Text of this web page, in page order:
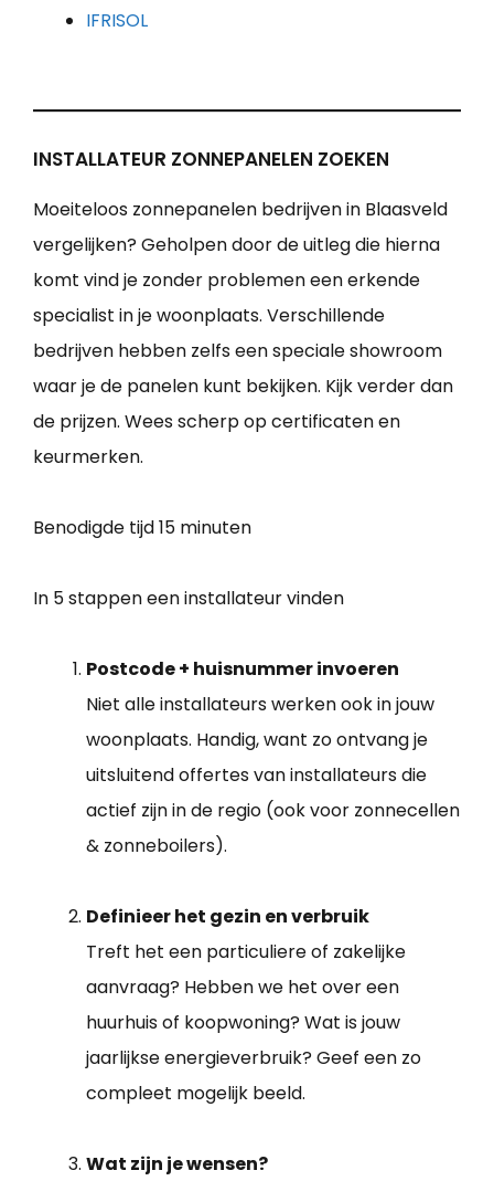
IFRISOL
INSTALLATEUR ZONNEPANELEN ZOEKEN
Moeiteloos zonnepanelen bedrijven in Blaasveld
vergelijken? Geholpen door de uitleg die hierna
komt vind je zonder problemen een erkende
specialist in je woonplaats. Verschillende
bedrijven hebben zelfs een speciale showroom
waar je de panelen kunt bekijken. Kijk verder dan
de prijzen. Wees scherp op certificaten en
keurmerken.
Benodigde tijd15 minuten
In 5 stappen een installateur vinden
Postcode + huisnummer invoeren
Niet alle installateurs werken ook in jouw
woonplaats. Handig, want zo ontvang je
uitsluitend offertes van installateurs die
actief zijn in de regio (ook voor zonnecellen
& zonneboilers).
Definieer het gezin en verbruik
Treft het een particuliere of zakelijke
aanvraag? Hebben we het over een
huurhuis of koopwoning? Wat is jouw
jaarlijkse energieverbruik? Geef een zo
compleet mogelijk beeld.
Wat zijn je wensen?